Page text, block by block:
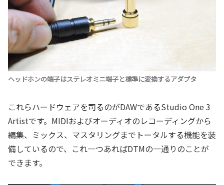
ヘッドホンの端子はステレオミニ端子と標準に変換するアダプタ
これらハードウェアを司るのがDAWであるStudio One 3
Artistです。MIDIおよびオーディオのレコーディングから
編集、ミックス、マスタリングまでトータルする機能を装
備しているので、これ一つあればDTMの一通りのことが
できます。